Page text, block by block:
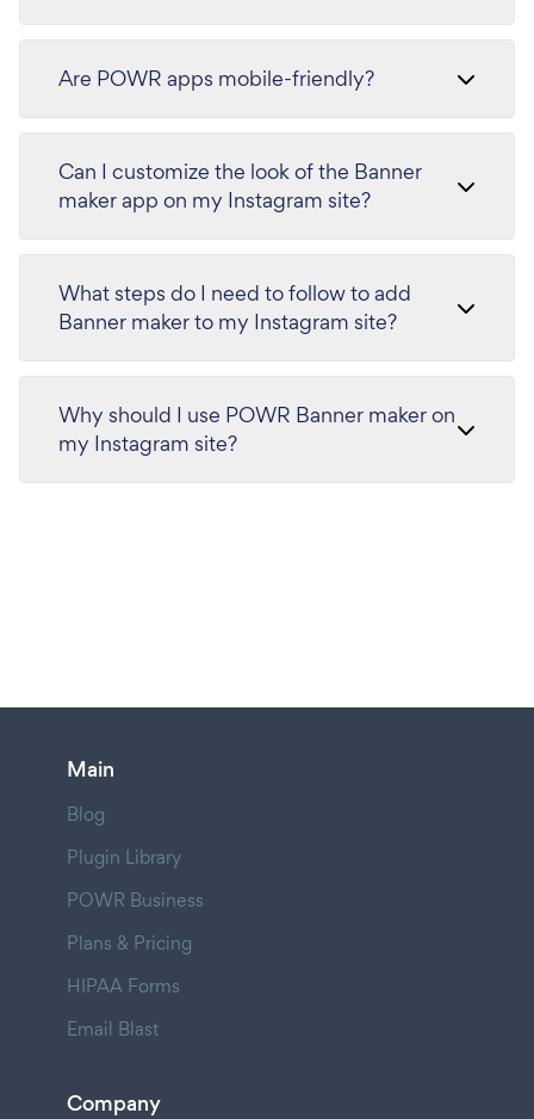
Are POWR apps mobile-friendly?
Can I customize the look of the Banner
maker app on my Instagram site?
What steps do I need to follow to add
Banner maker to my Instagram site?
Why should I use POWR Banner maker on
my Instagram site?
Main
Blog
Plugin Library
POWR Business
Plans & Pricing
HIPAA Forms
Email Blast
Company